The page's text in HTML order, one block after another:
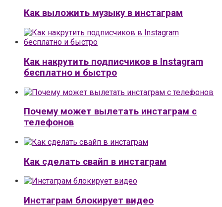
Как выложить музыку в инстаграм
Как накрутить подписчиков в Instagram
бесплатно и быстро
Почему может вылетать инстаграм с
телефонов
Как сделать свайп в инстаграм
Инстаграм блокирует видео